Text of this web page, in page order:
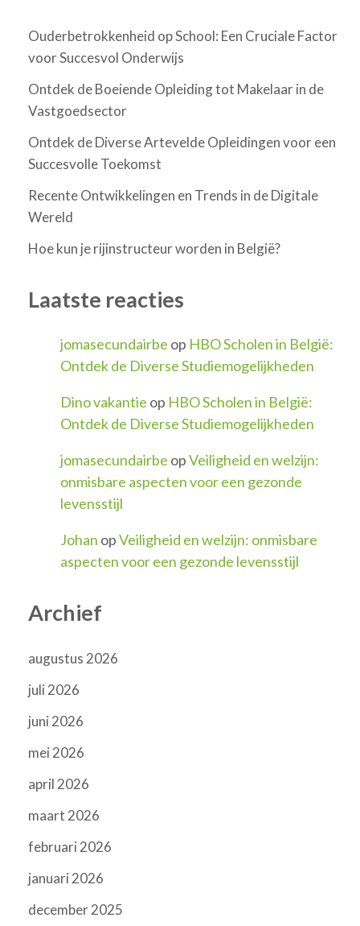
Ouderbetrokkenheid op School: Een Cruciale Factor
voor Succesvol Onderwijs
Ontdek de Boeiende Opleiding tot Makelaar in de
Vastgoedsector
Ontdek de Diverse Artevelde Opleidingen voor een
Succesvolle Toekomst
Recente Ontwikkelingen en Trends in de Digitale
Wereld
Hoe kun je rijinstructeur worden in België?
Laatste reacties
jomasecundairbe op HBO Scholen in België:
Ontdek de Diverse Studiemogelijkheden
Dino vakantie op HBO Scholen in België:
Ontdek de Diverse Studiemogelijkheden
jomasecundairbe opVeiligheid en welzijn:
onmisbare aspecten voor een gezonde
levensstijl
Johan opVeiligheid en welzijn: onmisbare
aspecten voor een gezonde levensstijl
Archief
augustus 2026
juli 2026
juni 2026
mei 2026
april 2026
maart 2026
februari 2026
januari 2026
december 2025